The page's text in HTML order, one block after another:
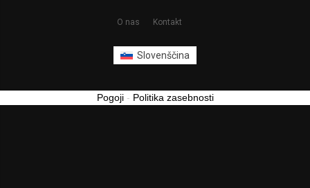
O nas Kontakt
Slovenščina
Pogoji- Politika zasebnosti